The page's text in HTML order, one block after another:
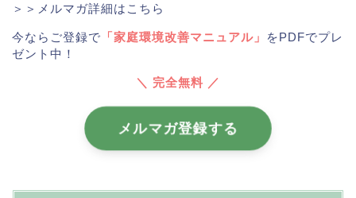
＞＞メルマガ詳細はこちら
今ならご登録で 「家庭環境改善マニュアル」
をPDFでプレ
ゼント中！
＼ 完全無料 ／
メルマガ登録する